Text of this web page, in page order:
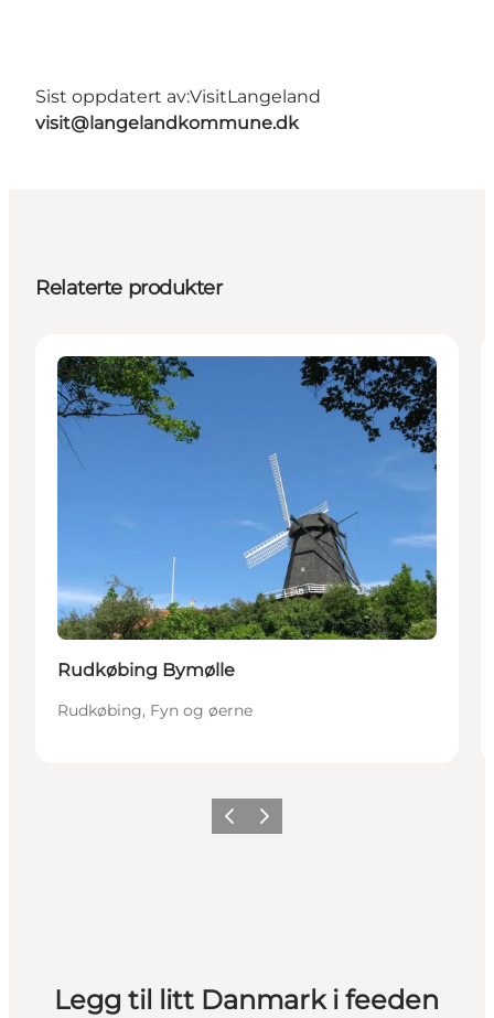
Sist oppdatert av:VisitLangeland
visit@langelandkommune.dk
Relaterte produkter
Attraktioner
Rudkøbing Bymølle
Rudkøbing, Fyn og øerne
ForrigeNeste
Legg til litt Danmark i feeden